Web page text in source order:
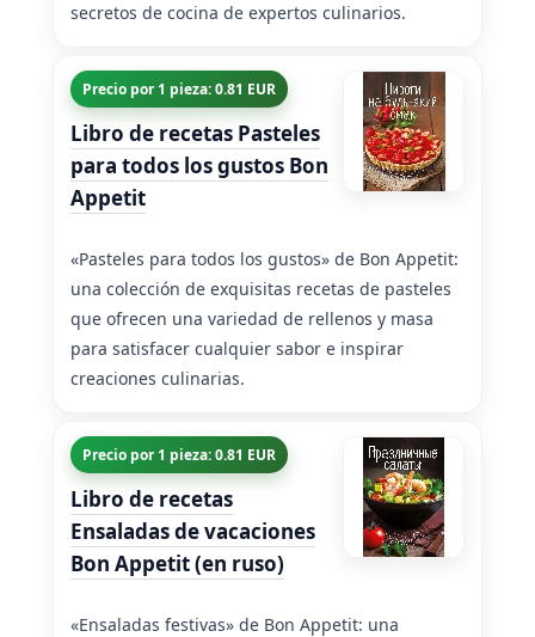
secretos de cocina de expertos culinarios.
Precio por 1 pieza: 0.81 EUR
Libro de recetas Pasteles
para todos los gustos Bon
Appetit
«Pasteles para todos los gustos» de Bon Appetit:
una colección de exquisitas recetas de pasteles
que ofrecen una variedad de rellenos y masa
para satisfacer cualquier sabor e inspirar
creaciones culinarias.
Precio por 1 pieza: 0.81 EUR
Libro de recetas
Ensaladas de vacaciones
Bon Appetit (en ruso)
«Ensaladas festivas» de Bon Appetit: una